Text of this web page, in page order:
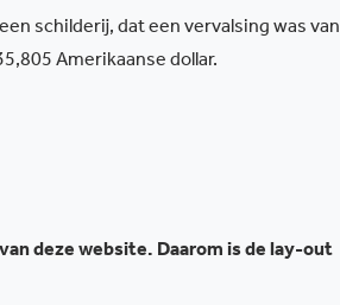
schilderij, dat een vervalsing was van
Amerikaanse dollar.
deze website. Daarom is de lay-out